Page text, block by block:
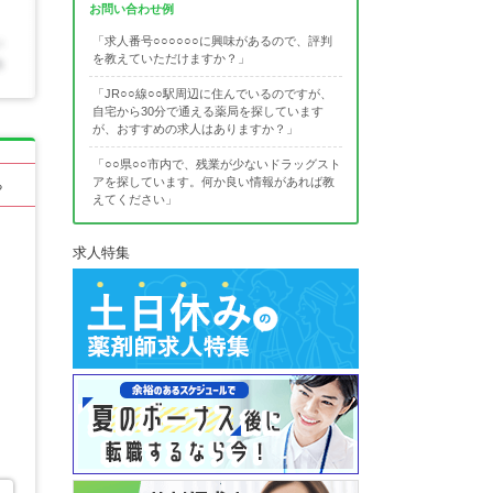
お問い合わせ例
「求人番号○○○○○○に興味があるので、評判
を教えていただけますか？」
「JR○○線○○駅周辺に住んでいるのですが、
自宅から30分で通える薬局を探しています
が、おすすめの求人はありますか？」
「○○県○○市内で、残業が少ないドラッグスト
アを探しています。何か良い情報があれば教
えてください」
求人特集